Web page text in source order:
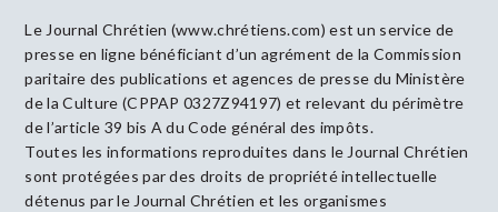
Le Journal Chrétien (www.chrétiens.com) est un service de
presse en ligne bénéficiant d’un agrément de la Commission
paritaire des publications et agences de presse du Ministère
de la Culture (CPPAP 0327Z94197) et relevant du périmètre
de l’article 39 bis A du Code général des impôts.
Toutes les informations reproduites dans le Journal Chrétien
sont protégées par des droits de propriété intellectuelle
détenus par le Journal Chrétien et les organismes